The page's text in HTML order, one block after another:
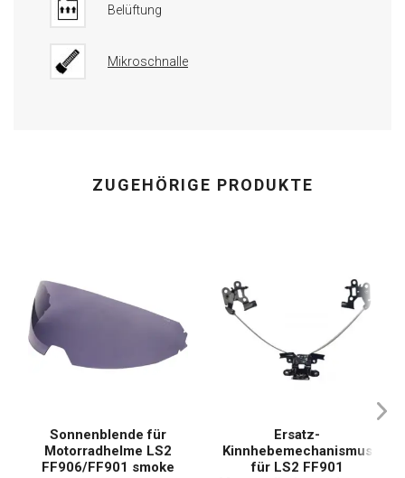
Belüftung
Mikroschnalle
ZUGEHÖRIGE PRODUKTE
Sonnenblende für
Motorradhelme LS2
FF906/FF901 smoke
Ersatz-
Kinnhebemechanismus
für LS2 FF901